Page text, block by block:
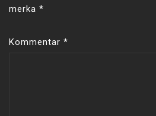
merka *
Kommentar *